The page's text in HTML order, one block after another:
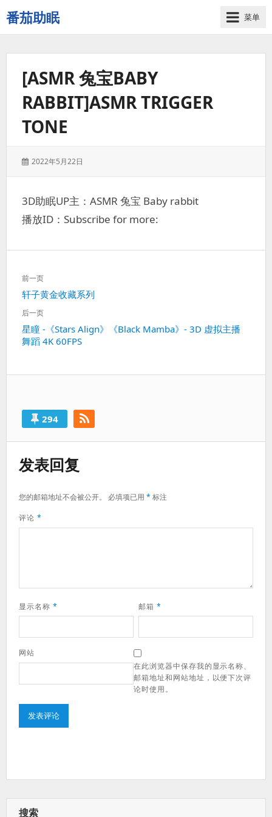
番茄助眠
一
个
菜单
[ASMR 兔宝BABY
RABBIT]ASMR TRIGGER
TONE
发
2022年5月22日
3D助眠UP主：ASMR 兔宝 Baby rabbit
播放ID：Subscribe for more:
文
章
导
航
前一页
上
一
轩子黄金收藏系列
后一页
下
一
星瞳 -《Stars Align》《Black Mamba》- 3D 虚拟主播
舞蹈 4K 60FPS
294
发表回复
您的邮箱地址不会被公开。 必填项已用 *标注
评论 *
显示名称 * 邮箱 *
网站
在此浏览器中保存我的显示名称、
邮箱地址和网站地址，以便下次评
论时使用。
搜索